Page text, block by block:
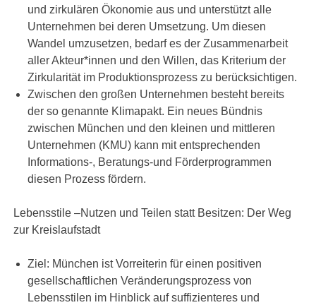
und zirkulären Ökonomie aus und unterstützt alle
Unternehmen bei deren Umsetzung. Um diesen
Wandel umzusetzen, bedarf es der Zusammenarbeit
aller Akteur*innen und den Willen, das Kriterium der
Zirkularität im Produktionsprozess zu berücksichtigen.
Zwischen den großen Unternehmen besteht bereits
der so genannte Klimapakt. Ein neues Bündnis
zwischen München und den kleinen und mittleren
Unternehmen (KMU) kann mit entsprechenden
Informations-, Beratungs-und Förderprogrammen
diesen Prozess fördern.
Lebensstile –Nutzen und Teilen statt Besitzen: Der Weg
zur Kreislaufstadt
Ziel: München ist Vorreiterin für einen positiven
gesellschaftlichen Veränderungsprozess von
Lebensstilen im Hinblick auf suffizienteres und